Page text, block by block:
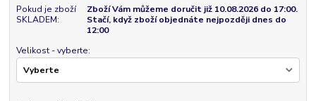
Pokud je zboží
SKLADEM:
Zboží Vám můžeme doručit již 10.08.2026 do 17:00.
Stačí, když zboží objednáte nejpozději dnes do
12:00
Velikost - vyberte: